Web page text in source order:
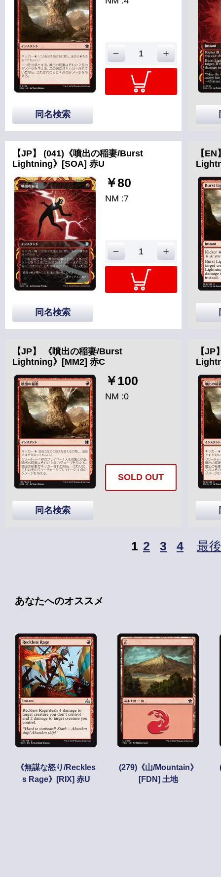
同名検索
【JP】 (041)《噴出の稲妻/Burst
Lightning》[SOA] 赤U
￥80
NM :7
同名検索
【
【JP】 《噴出の稲妻/Burst
Lightning》[MM2] 赤C
￥100
NM :0
SOLD OUT
同名検索
【
1 2 3 4 最
あなたへのオススメ
《無謀な怒り/Reckles
s Rage》[RIX] 赤U
(279)《山/Mountain》
[FDN] 土地